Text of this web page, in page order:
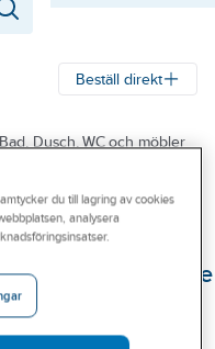
Beställ direkt
Bad, Dusch, WC och möbler
Gliddel/väggfäste
till viskan, FMM
FMM
du till lagring av cookies
analysera